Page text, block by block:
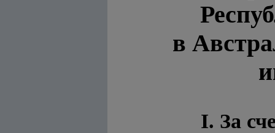
в
I. За